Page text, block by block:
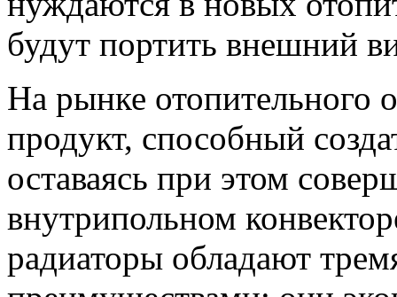
будут портить внешний
На рынке отопительного
продукт, способный
оставаясь при этом
внутрипольном
радиаторы обладают